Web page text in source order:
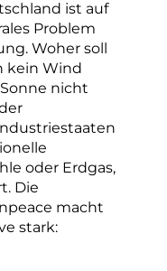
ist auf
Problem
Woher soll
kein Wind
nicht
oder Erdgas,
Die
macht
stark: